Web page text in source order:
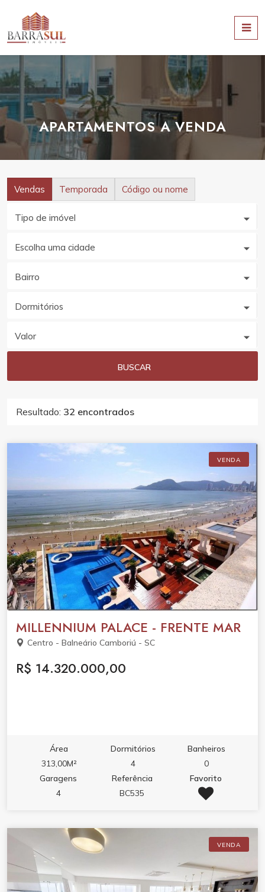
APARTAMENTOS A VENDA
Vendas Temporada Código ou nome
Tipo de imóvel
Escolha uma cidade
Bairro
Dormitórios
Valor
BUSCAR
Resultado: 32 encontrados
VENDA
MILLENNIUM PALACE - FRENTE MAR
Centro - Balneário Camboriú - SC
R$ 14.320.000,00
Área
313,00M²
Dormitórios
4
Banheiros
0
Garagens
4
Referência
BC535
Favorito
VENDA